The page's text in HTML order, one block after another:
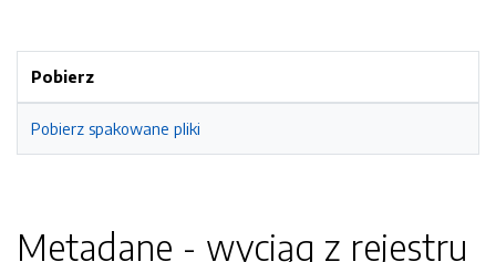
Pobierz
Pobierz spakowane pliki
Metadane - wyciąg z rejestru